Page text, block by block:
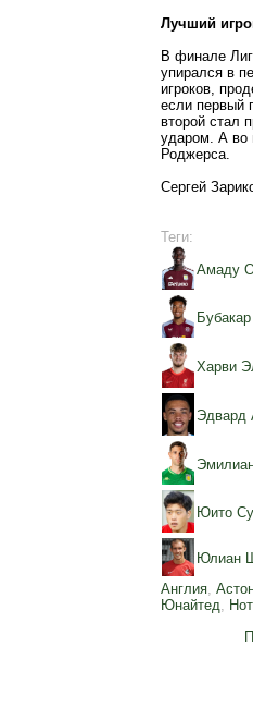
Лучший
В финале
упирался в
игроков,
если первый
второй стал
ударом. А во
Роджерса.
Сергей
Теги:
Амаду
Харви
Эдвард
Юито
Юлиан
Англия,
Юнайтед,